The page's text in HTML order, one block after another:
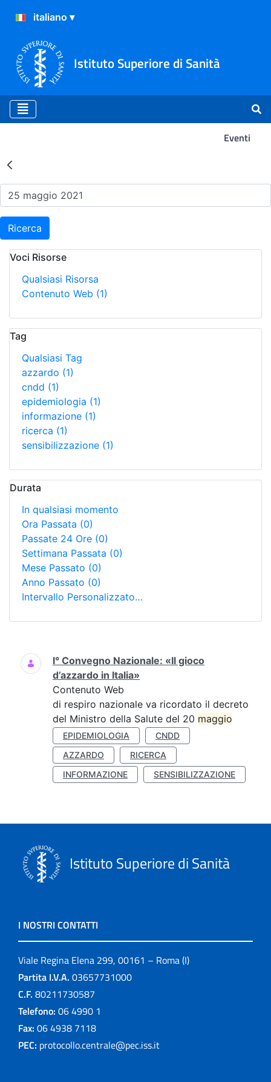
Istituto Superiore di Sanità
Eventi
Risultati della Ricerca -
Ricerca
Voci Risorse
Qualsiasi Risorsa
Contenuto Web (1)
Tag
Qualsiasi Tag
azzardo (1)
cndd (1)
epidemiologia (1)
informazione (1)
ricerca (1)
sensibilizzazione (1)
Durata
In qualsiasi momento
Ora Passata (0)
Passate 24 Ore (0)
Settimana Passata (0)
Mese Passato (0)
Anno Passato (0)
Intervallo Personalizzato…
Ricerca
I° Convegno Nazionale: «Il gioco
d’azzardo in Italia»
Contenuto Web
di respiro nazionale va ricordato il decreto
del Ministro della Salute del 20 maggio
EPIDEMIOLOGIA
CNDD
AZZARDO
RICERCA
INFORMAZIONE
SENSIBILIZZAZIONE
Istituto Superiore di Sanità
I NOSTRI CONTATTI
Viale Regina Elena 299, 00161 – Roma (I)
Partita I.V.A. 03657731000
C.F. 80211730587
Telefono: 06 4990 1
Fax: 06 4938 7118
PEC: protocollo.centrale@pec.iss.it